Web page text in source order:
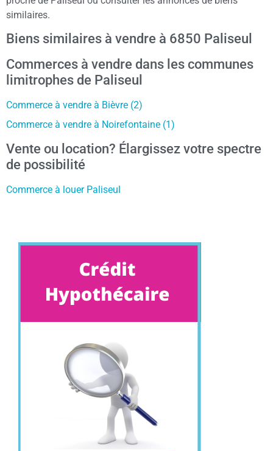
similaires.
Biens similaires à vendre à 6850 Paliseul
Commerces à vendre dans les communes
limitrophes de Paliseul
Commerce à vendre à Bièvre (2)
Commerce à vendre à Noirefontaine (1)
Vente ou location? Élargissez votre spectre
de possibilité
Commerce à louer Paliseul